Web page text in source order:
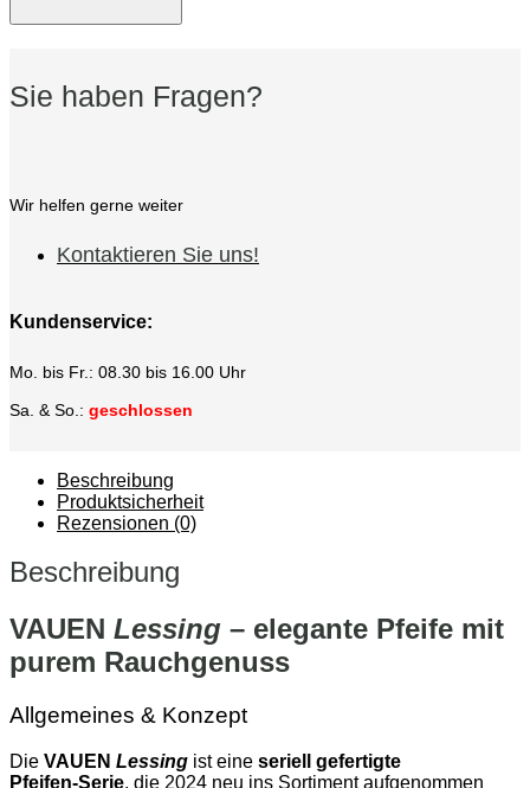
Sie haben Fragen?
Wir helfen gerne weiter
Kontaktieren Sie uns!
Kundenservice:
Mo. bis Fr.: 08.30 bis 16.00 Uhr
Sa. & So.: geschlossen
Beschreibung
Produktsicherheit
Rezensionen (0)
Beschreibung
VAUEN Lessing – elegante Pfeife mit
purem Rauchgenuss
Allgemeines & Konzept
Die VAUEN Lessing ist eine seriell gefertigte
Pfeifen‑Serie, die 2024 neu ins Sortiment aufgenommen